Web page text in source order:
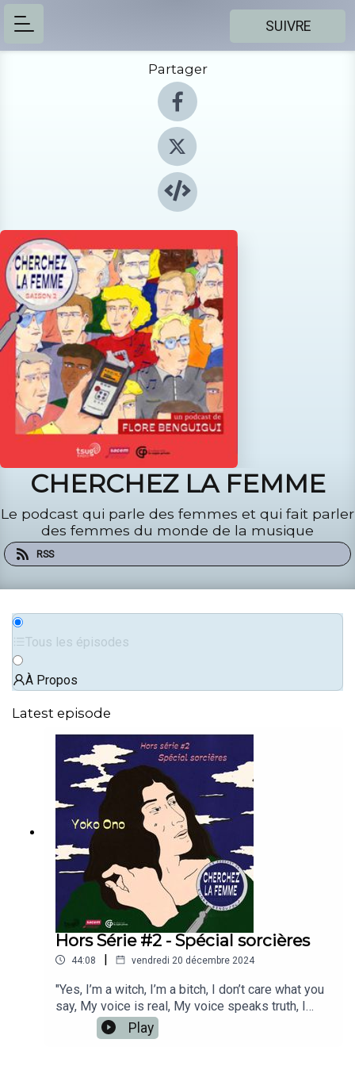
SUIVRE
Partager
CHERCHEZ LA FEMME
Le podcast qui parle des femmes et qui fait parler
des femmes du monde de la musique
RSS
Tous les épisodes
À Propos
Latest episode
Hors Série #2 - Spécial sorcières
44:08 | vendredi 20 décembre 2024
"Yes, I’m a witch, I’m a bitch, I don’t care what you
say, My voice is real, My voice speaks truth, I
don’t fit in your ways" chantait Yoko Ono en 2007,
comme pour répondre à la société toute entière
Play